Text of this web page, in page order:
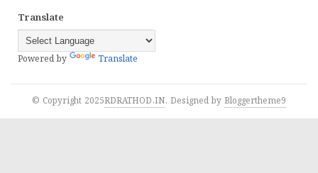
Translate
Powered by Translate
© Copyright 2025RDRATHOD.IN. Designed by Bloggertheme9